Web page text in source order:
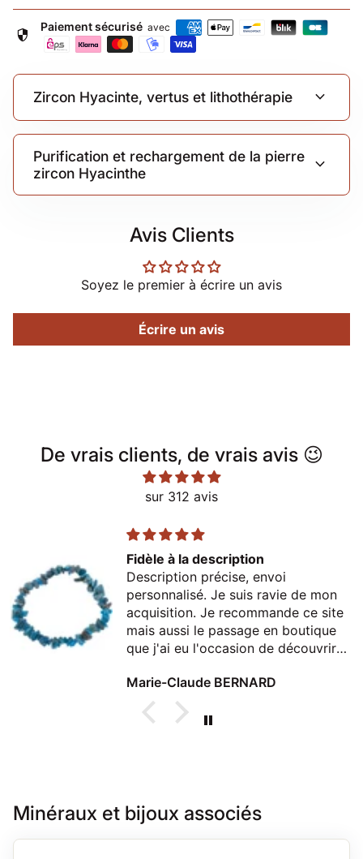
security Paiement sécurisé avec
Zircon Hyacinte, vertus et lithothérapie expand_more
Purification et rechargement de la pierre
zircon Hyacinthe
expand_more
Avis Clients
Soyez le premier à écrire un avis
Écrire un avis
De vrais clients, de vrais avis 😉
sur 312 avis
Fidèle à la description
Description précise, envoi
personnalisé. Je suis ravie de mon
acquisition. Je recommande ce site
mais aussi le passage en boutique
que j'ai eu l'occasion de découvrir
Marie-Claude BERNARD
Minéraux et bijoux associés